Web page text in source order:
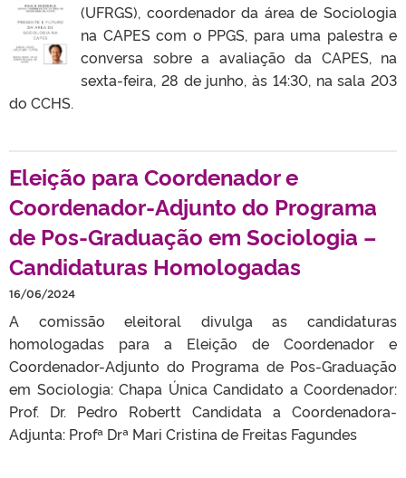
(UFRGS), coordenador da área de Sociologia
na CAPES com o PPGS, para uma palestra e
conversa sobre a avaliação da CAPES, na
sexta-feira, 28 de junho, às 14:30, na sala 203
do CCHS.
Eleição para Coordenador e
Coordenador-Adjunto do Programa
de Pos-Graduação em Sociologia –
Candidaturas Homologadas
16/06/2024
A comissão eleitoral divulga as candidaturas
homologadas para a Eleição de Coordenador e
Coordenador-Adjunto do Programa de Pos-Graduação
em Sociologia: Chapa Única Candidato a Coordenador:
Prof. Dr. Pedro Robertt Candidata a Coordenadora-
Adjunta: Profª Drª Mari Cristina de Freitas Fagundes